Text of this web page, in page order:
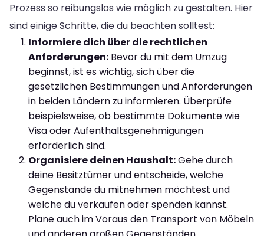
Prozess so reibungslos wie möglich zu gestalten. Hier
sind einige Schritte, die du beachten solltest:
Informiere dich über die rechtlichen
Anforderungen: Bevor du mit dem Umzug
beginnst, ist es wichtig, sich über die
gesetzlichen Bestimmungen und Anforderungen
in beiden Ländern zu informieren. Überprüfe
beispielsweise, ob bestimmte Dokumente wie
Visa oder Aufenthaltsgenehmigungen
erforderlich sind.
Organisiere deinen Haushalt:Gehe durch
deine Besitztümer und entscheide, welche
Gegenstände du mitnehmen möchtest und
welche du verkaufen oder spenden kannst.
Plane auch im Voraus den Transport von Möbeln